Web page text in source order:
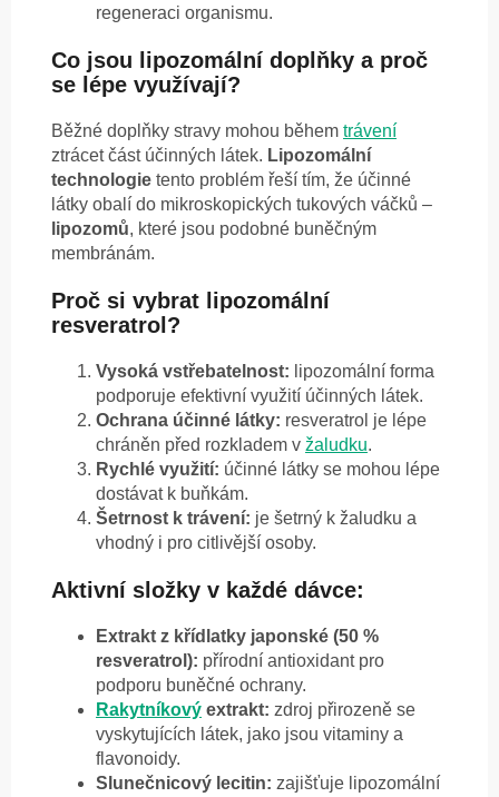
regeneraci organismu.
Co jsou lipozomální doplňky a proč
se lépe využívají?
Běžné doplňky stravy mohou během trávení
ztrácet část účinných látek. Lipozomální
technologie tento problém řeší tím, že účinné
látky obalí do mikroskopických tukových váčků –
lipozomů, které jsou podobné buněčným
membránám.
Proč si vybrat lipozomální
resveratrol?
Vysoká vstřebatelnost: lipozomální forma
podporuje efektivní využití účinných látek.
Ochrana účinné látky: resveratrol je lépe
chráněn před rozkladem v žaludku.
Rychlé využití: účinné látky se mohou lépe
dostávat k buňkám.
Šetrnost k trávení: je šetrný k žaludku a
vhodný i pro citlivější osoby.
Aktivní složky v každé dávce:
Extrakt z křídlatky japonské (50 %
resveratrol): přírodní antioxidant pro
podporu buněčné ochrany.
Rakytníkový extrakt: zdroj přirozeně se
vyskytujících látek, jako jsou vitaminy a
flavonoidy.
Slunečnicový lecitin: zajišťuje lipozomální